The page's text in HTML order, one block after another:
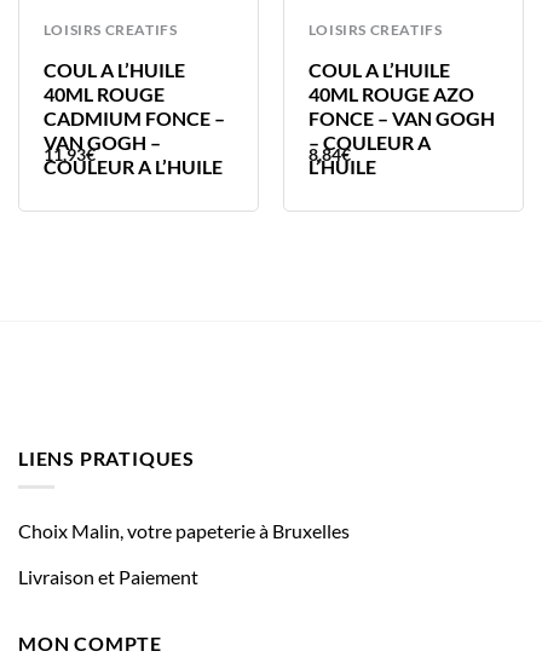
LOISIRS CREATIFS
COUL A L’HUILE
40ML ROUGE
CADMIUM FONCE –
VAN GOGH –
COULEUR A L’HUILE
11,93€
LOISIRS CREATIFS
COUL A L’HUILE
40ML ROUGE AZO
FONCE – VAN GOGH
– COULEUR A
L’HUILE
8,84€
LIENS PRATIQUES
Choix Malin, votre papeterie à Bruxelles
Livraison et Paiement
MON COMPTE